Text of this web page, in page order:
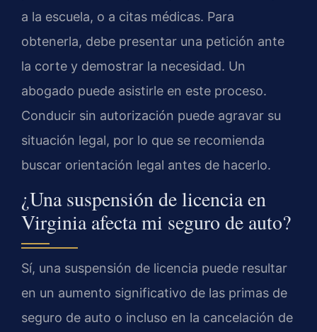
a la escuela, o a citas médicas. Para
obtenerla, debe presentar una petición ante
la corte y demostrar la necesidad. Un
abogado puede asistirle en este proceso.
Conducir sin autorización puede agravar su
situación legal, por lo que se recomienda
buscar orientación legal antes de hacerlo.
¿Una suspensión de licencia en
Virginia afecta mi seguro de auto?
Sí, una suspensión de licencia puede resultar
en un aumento significativo de las primas de
seguro de auto o incluso en la cancelación de